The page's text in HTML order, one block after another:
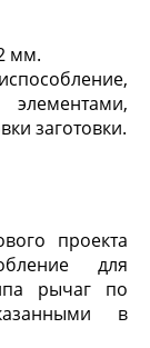
мм.
заготовки.
проекта
для
рычаг по
в